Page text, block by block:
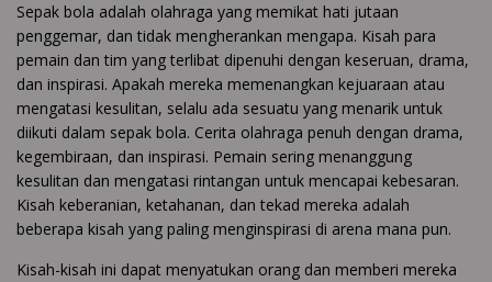
Sepak bola adalah olahraga yang memikat hati jutaan
penggemar, dan tidak mengherankan mengapa. Kisah para
pemain dan tim yang terlibat dipenuhi dengan keseruan, drama,
dan inspirasi. Apakah mereka memenangkan kejuaraan atau
mengatasi kesulitan, selalu ada sesuatu yang menarik untuk
diikuti dalam sepak bola. Cerita olahraga penuh dengan drama,
kegembiraan, dan inspirasi. Pemain sering menanggung
kesulitan dan mengatasi rintangan untuk mencapai kebesaran.
Kisah keberanian, ketahanan, dan tekad mereka adalah
beberapa kisah yang paling menginspirasi di arena mana pun.
Kisah-kisah ini dapat menyatukan orang dan memberi mereka